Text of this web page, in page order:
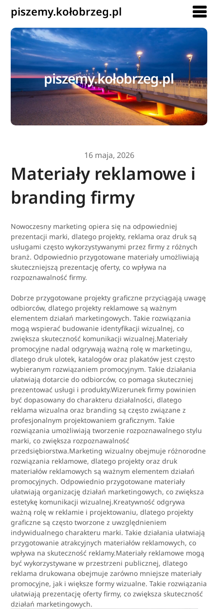
piszemy.kołobrzeg.pl
piszemy.kołobrzeg.pl
16 maja, 2026
Materiały reklamowe i
branding firmy
Nowoczesny marketing opiera się na odpowiedniej
prezentacji marki, dlatego projekty, reklama oraz druk są
usługami często wykorzystywanymi przez firmy z różnych
branż. Odpowiednio przygotowane materiały umożliwiają
skuteczniejszą prezentację oferty, co wpływa na
rozpoznawalność firmy.
Dobrze przygotowane projekty graficzne przyciągają uwagę
odbiorców, dlatego projekty reklamowe są ważnym
elementem działań marketingowych. Takie rozwiązania
mogą wspierać budowanie identyfikacji wizualnej, co
zwiększa skuteczność komunikacji wizualnej.Materiały
promocyjne nadal odgrywają ważną rolę w marketingu,
dlatego druk ulotek, katalogów oraz plakatów jest często
wybieranym rozwiązaniem promocyjnym. Takie działania
ułatwiają dotarcie do odbiorców, co pomaga skuteczniej
prezentować usługi i produkty.Wizerunek firmy powinien
być dopasowany do charakteru działalności, dlatego
reklama wizualna oraz branding są często związane z
profesjonalnym projektowaniem graficznym. Takie
rozwiązania umożliwiają tworzenie rozpoznawalnego stylu
marki, co zwiększa rozpoznawalność
przedsiębiorstwa.Marketing wizualny obejmuje różnorodne
rozwiązania reklamowe, dlatego projekty oraz druk
materiałów reklamowych są ważnym elementem działań
promocyjnych. Odpowiednio przygotowane materiały
ułatwiają organizację działań marketingowych, co zwiększa
estetykę komunikacji wizualnej.Kreatywność odgrywa
ważną rolę w reklamie i projektowaniu, dlatego projekty
graficzne są często tworzone z uwzględnieniem
indywidualnego charakteru marki. Takie działania ułatwiają
przygotowanie atrakcyjnych materiałów reklamowych, co
wpływa na skuteczność reklamy.Materiały reklamowe mogą
być wykorzystywane w przestrzeni publicznej, dlatego
reklama drukowana obejmuje zarówno mniejsze materiały
promocyjne, jak i większe formy wizualne. Takie rozwiązania
ułatwiają prezentację oferty firmy, co zwiększa skuteczność
działań marketingowych.